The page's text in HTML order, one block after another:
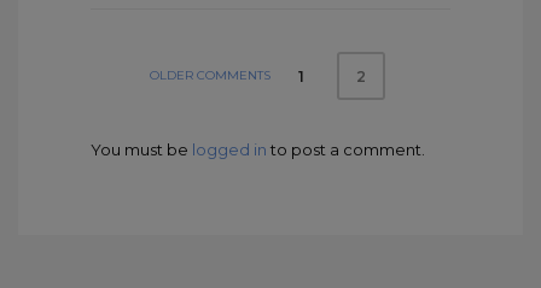
OLDER COMMENTS 1 2
You must be logged in to post a comment.